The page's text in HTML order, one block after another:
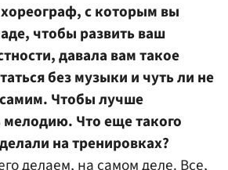
с которым вы
чтобы развить ваш
давала вам такое
без музыки и чуть ли не
Чтобы лучше
мелодию. Что еще такого
на тренировках?
делаем, на самом деле. Все,